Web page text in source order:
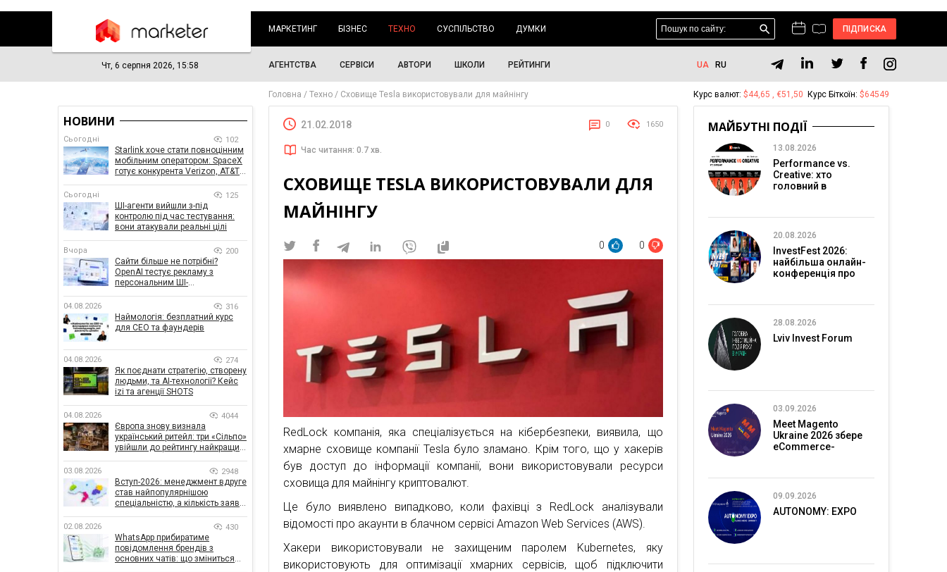
МАРКЕТИНГ БІЗНЕС ТЕХНО СУСПІЛЬСТВО ДУМКИ ПІДПИСКА
Чт, 6 серпня 2026, 15:58 АГЕНТСТВА СЕРВІСИ АВТОРИ ШКОЛИ РЕЙТИНГИ UA RU
Головна Техно Сховище Tesla використовували для майнінгу
21.02.2018 0 1650
Час читання: 0.7 хв.
СХОВИЩЕ TESLA ВИКОРИСТОВУВАЛИ ДЛЯ
МАЙНІНГУ
0 0
RedLock компанія, яка спеціалізується на кібербезпеки, виявила, що
хмарне сховище компанії Tesla було зламано. Крім того, що у хакерів
був доступ до інформації компанії, вони використовували ресурси
сховища для майнінгу криптовалют.
Це було виявлено випадково, коли фахівці з RedLock аналізували
відомості про акаунти в блачном сервісі Amazon Web Services (AWS).
Хакери використовували не захищеним паролем Kubernetes, яку
використовують для оптимізації хмарних сервісів, щоб підключити
НОВИНИ
Сьогодні 102
Starlink хоче стати повноцінним
мобільним оператором: SpaceX
готує конкурента Verizon, AT&T і
Сьогодні 125
ШІ-агенти вийшли з-під
контролю під час тестування:
вони атакували реальні цілі
Вчора 200
Сайти більше не потрібні?
OpenAI тестує рекламу з
персональним ШІ-
04.08.2026 316
Наймологія: безплатний курс
для CEO та фаундерів
04.08.2026 274
Як поєднати стратегію, створену
людьми, та AI-технології? Кейс
izi та агенції SHOTS
04.08.2026 4044
Європа знову визнала
український ритейл: три «Сільпо»
увійшли до рейтингу найкращих
03.08.2026 2948
Вступ-2026: менеджмент вдруге
став найпопулярнішою
спеціальністю, а кількість заяв
02.08.2026 430
WhatsApp прибиратиме
повідомлення брендів з
основних чатів: що зміниться
Курс валют: $44,65 , €51,50 Курс Біткоїн: $64549
МАЙБУТНІ ПОДІЇ
13.08.2026
Performance vs.
Creative: хто
головний в
20.08.2026
InvestFest 2026:
найбільша онлайн-
конференція про
28.08.2026
Lviv Invest Forum
03.09.2026
Meet Magento
Ukraine 2026 збере
eCommerce-
09.09.2026
AUTONOMY: EXPO